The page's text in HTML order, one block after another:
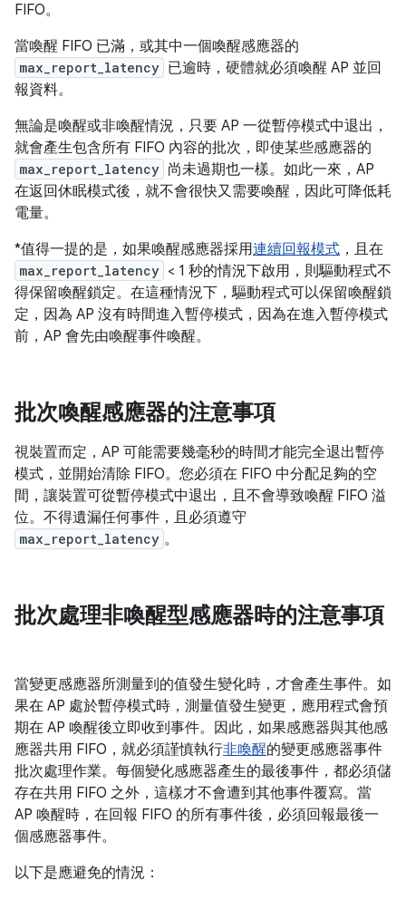
FIFO。
當喚醒 FIFO 已滿，或其中一個喚醒感應器的
max_report_latency 已逾時，硬體就必須喚醒 AP 並回
報資料。
無論是喚醒或非喚醒情況，只要 AP 一從暫停模式中退出，
就會產生包含所有 FIFO 內容的批次，即使某些感應器的
max_report_latency 尚未過期也一樣。如此一來，AP
在返回休眠模式後，就不會很快又需要喚醒，因此可降低耗
電量。
*值得一提的是，如果喚醒感應器採用連續回報模式 ，且在
max_report_latency < 1 秒的情況下啟用，則驅動程式不
得保留喚醒鎖定。在這種情況下，驅動程式可以保留喚醒鎖
定，因為 AP 沒有時間進入暫停模式，因為在進入暫停模式
前，AP 會先由喚醒事件喚醒。
批次喚醒感應器的注意事項
視裝置而定，AP 可能需要幾毫秒的時間才能完全退出暫停
模式，並開始清除 FIFO。您必須在 FIFO 中分配足夠的空
間，讓裝置可從暫停模式中退出，且不會導致喚醒 FIFO 溢
位。不得遺漏任何事件，且必須遵守
max_report_latency 。
批次處理非喚醒型感應器時的注意事項
當變更感應器所測量到的值發生變化時，才會產生事件。如
果在 AP 處於暫停模式時，測量值發生變更，應用程式會預
期在 AP 喚醒後立即收到事件。因此，如果感應器與其他感
應器共用 FIFO，就必須謹慎執行非喚醒的變更感應器事件
批次處理作業。每個變化感應器產生的最後事件，都必須儲
存在共用 FIFO 之外，這樣才不會遭到其他事件覆寫。當
AP 喚醒時，在回報 FIFO 的所有事件後，必須回報最後一
個感應器事件。
以下是應避免的情況：